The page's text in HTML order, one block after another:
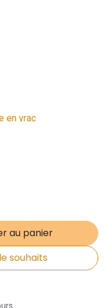
en vrac
au panier
souhaits